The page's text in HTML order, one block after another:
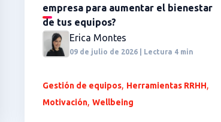
empresa para aumentar el bienestar
de tus equipos?
Erica Montes
09 de julio de 2026 | Lectura 4 min
Gestión de equipos, Herramientas RRHH,
Motivación, Wellbeing